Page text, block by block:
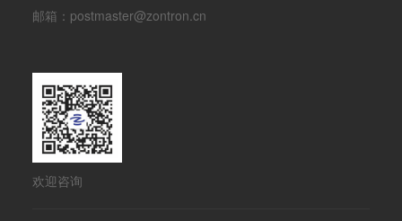
邮箱：postmaster@zontron.cn
欢迎咨询